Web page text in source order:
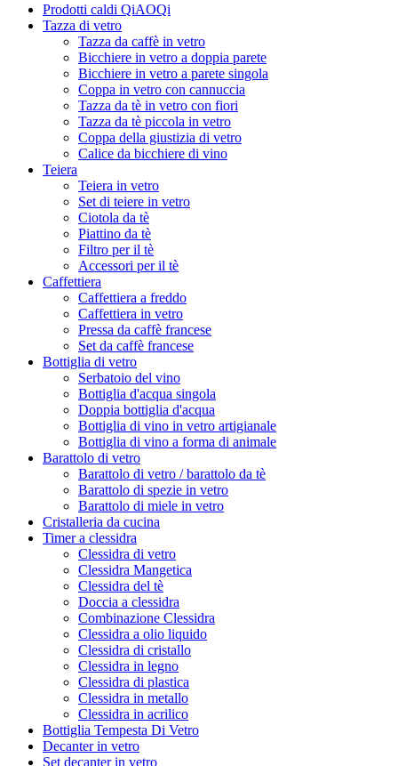
Prodotti caldi QiAOQi
Tazza di vetro
Tazza da caffè in vetro
Bicchiere in vetro a doppia parete
Bicchiere in vetro a parete singola
Coppa in vetro con cannuccia
Tazza da tè in vetro con fiori
Tazza da tè piccola in vetro
Coppa della giustizia di vetro
Calice da bicchiere di vino
Teiera
Teiera in vetro
Set di teiere in vetro
Ciotola da tè
Piattino da tè
Filtro per il tè
Accessori per il tè
Caffettiera
Caffettiera a freddo
Caffettiera in vetro
Pressa da caffè francese
Set da caffè francese
Bottiglia di vetro
Serbatoio del vino
Bottiglia d'acqua singola
Doppia bottiglia d'acqua
Bottiglia di vino in vetro artigianale
Bottiglia di vino a forma di animale
Barattolo di vetro
Barattolo di vetro / barattolo da tè
Barattolo di spezie in vetro
Barattolo di miele in vetro
Cristalleria da cucina
Timer a clessidra
Clessidra di vetro
Clessidra Mangetica
Clessidra del tè
Doccia a clessidra
Combinazione Clessidra
Clessidra a olio liquido
Clessidra di cristallo
Clessidra in legno
Clessidra di plastica
Clessidra in metallo
Clessidra in acrilico
Bottiglia Tempesta Di Vetro
Decanter in vetro
Set decanter in vetro